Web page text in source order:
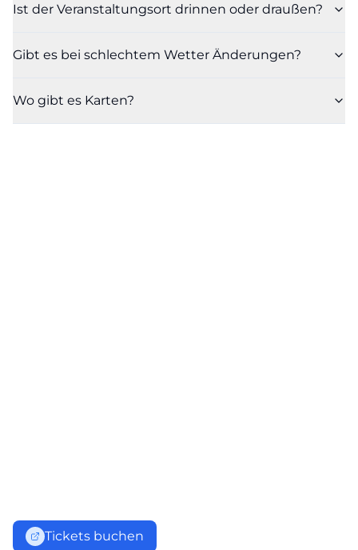
Ist der Veranstaltungsort drinnen oder draußen?
Gibt es bei schlechtem Wetter Änderungen?
Wo gibt es Karten?
Tickets buchen